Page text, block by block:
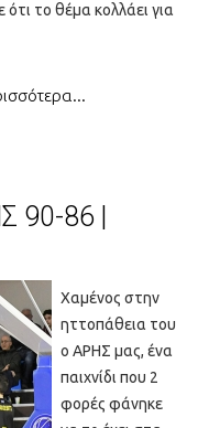
το θέμα κολλάει για
90-86 |
Χαμένος στην
ηττοπάθεια του
ο ΑΡΗΣ μας, ένα
παιχνίδι που 2
φορές φάνηκε